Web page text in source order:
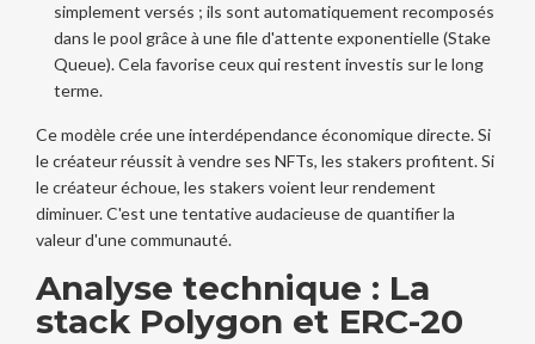
simplement versés ; ils sont automatiquement recomposés
dans le pool grâce à une file d'attente exponentielle (Stake
Queue). Cela favorise ceux qui restent investis sur le long
terme.
Ce modèle crée une interdépendance économique directe. Si
le créateur réussit à vendre ses NFTs, les stakers profitent. Si
le créateur échoue, les stakers voient leur rendement
diminuer. C'est une tentative audacieuse de quantifier la
valeur d'une communauté.
Analyse technique : La
stack Polygon et ERC-20